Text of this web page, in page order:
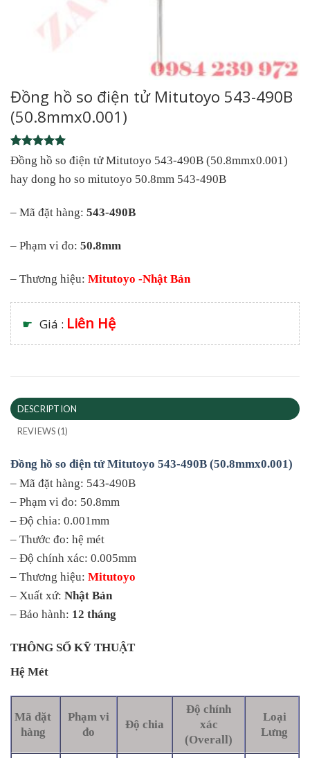
Đồng hồ so điện tử Mitutoyo 543-490B
(50.8mmx0.001)
Rated5
out of 5
based on
1
Đồng hồ so điện tử Mitutoyo 543-490B (50.8mmx0.001)
hay dong ho so mitutoyo 50.8mm 543-490B
– Mã đặt hàng: 543-490B
– Phạm vi đo: 50.8mm
– Thương hiệu: Mitutoyo -Nhật Bản
☛ Giá : Liên Hệ
DESCRIPTION
REVIEWS (1)
Đồng hồ so điện tử Mitutoyo 543-490B (50.8mmx0.001)
– Mã đặt hàng: 543-490B
– Phạm vi đo: 50.8mm
– Độ chia: 0.001mm
– Thước đo: hệ mét
– Độ chính xác: 0.005mm
– Thương hiệu: Mitutoyo
– Xuất xứ: Nhật Bản
– Bảo hành: 12 tháng
THÔNG SỐ KỸ THUẬT
Hệ Mét
Mã đặt
hàng
Phạm vi
đo
Độ chia
Độ chính
xác
(Overall)
Loại
Lưng